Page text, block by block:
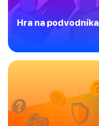
Hra na podvodníka